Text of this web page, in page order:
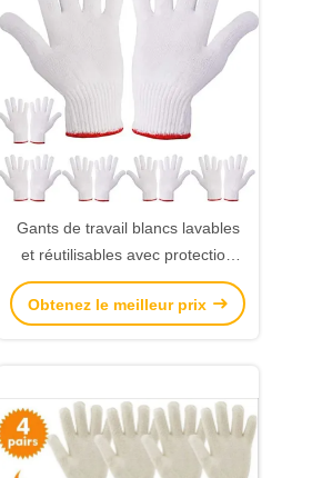
Gants de travail blancs lavables
et réutilisables avec protection
contre la poignée de sécurité en
90% de coton 10% de nylon
Obtenez le meilleur prix